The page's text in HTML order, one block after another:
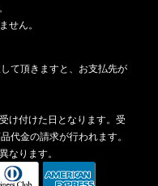
せん。
て頂きますと、お支払先が
け付けた日となります。受
代金の請求が行われます。
なります。